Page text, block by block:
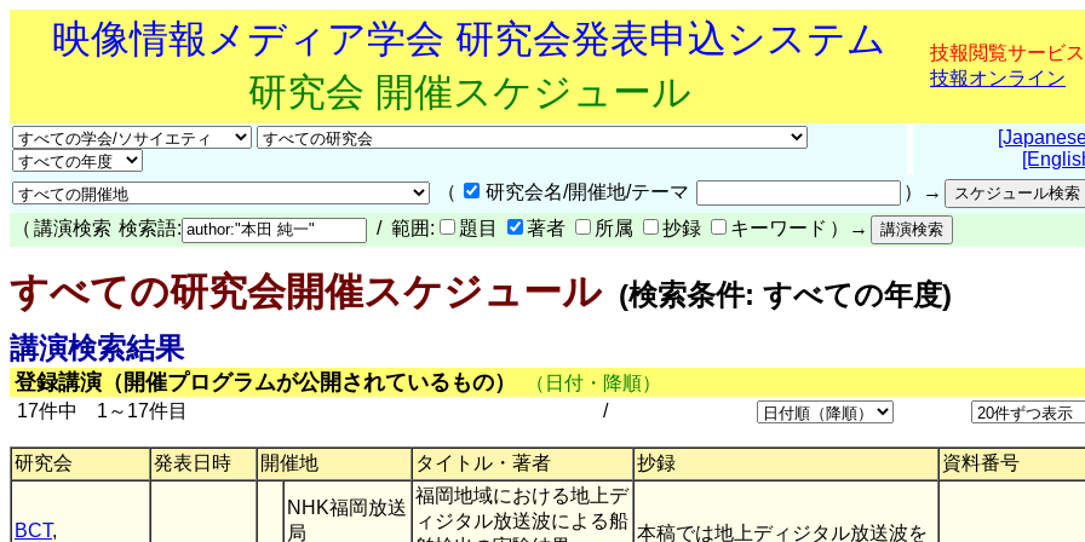
映像情報メディア学会 研究会発表申込システム
研究会 開催スケジュール
技報閲覧サービス
技報オンライン
（
研究会名/開催地/テーマ
）→
（ 講演検索 検索語: / 範囲: 題目 著者 所属 抄録 キーワード ）→
すべての研究会開催スケジュール(検索条件: すべての年度)
講演検索結果
登録講演（開催プログラムが公開されているもの）
（日付・降順）
17件中 1～17件目
/
研究会 発表日時 開催地 タイトル・著者 抄録 資料番号
BCT,
NHK福岡放送
局
福岡地域における地上デ
ィジタル放送波による船
本稿では地上ディジタル放送波を